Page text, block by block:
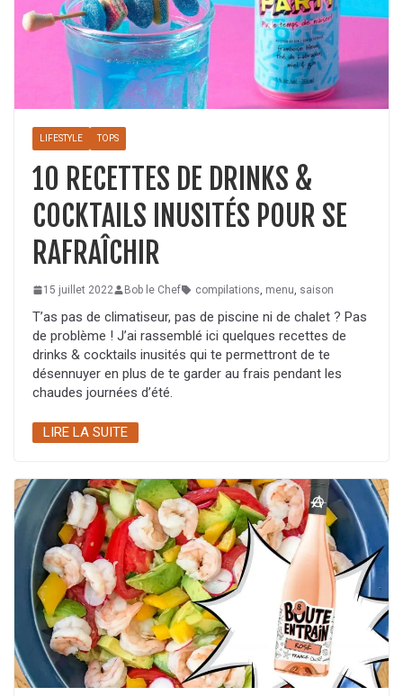
LIFESTYLE TOPS
10 RECETTES DE DRINKS &
COCKTAILS INUSITÉS POUR SE
RAFRAÎCHIR
15 juillet 2022 Bob le Chef compilations menu saison
T’as pas de climatiseur, pas de piscine ni de chalet ? Pas
de problème ! J’ai rassemblé ici quelques recettes de
drinks & cocktails inusités qui te permettront de te
désennuyer en plus de te garder au frais pendant les
chaudes journées d’été.
LIRE LA SUITE